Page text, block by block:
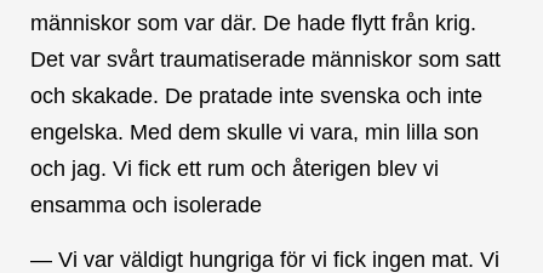
människor som var där. De hade flytt från krig.
Det var svårt traumatiserade människor som satt
och skakade. De pratade inte svenska och inte
engelska. Med dem skulle vi vara, min lilla son
och jag. Vi fick ett rum och återigen blev vi
ensamma och isolerade
— Vi var väldigt hungriga för vi fick ingen mat. Vi